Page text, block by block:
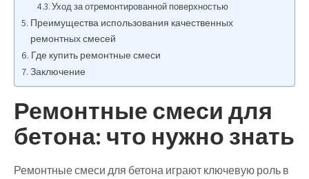
Уход за отремонтированной поверхностью
Преимущества использования качественных
ремонтных смесей
Где купить ремонтные смеси
Заключение
Ремонтные смеси для
бетона: что нужно знать
Ремонтные смеси для бетона играют ключевую роль в